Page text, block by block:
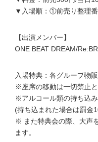
▼入場順：①前売り整理
【出演メンバー】
ONE BEAT DREAM/
入場特典：各グループ物
※座席の移動は一切禁止
※アルコール類の持ち込
(持ち込まれた場合は罰金
※ また特典会の際、大声
ます。